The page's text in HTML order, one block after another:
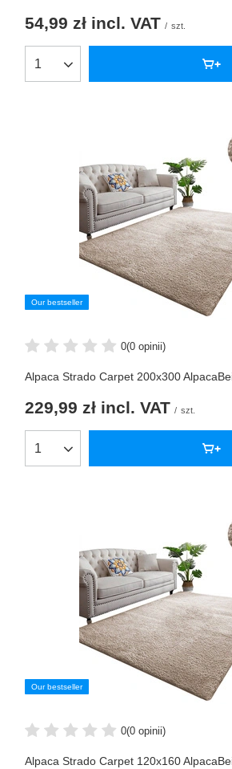
54,99 zł incl. VAT / szt.
Our bestseller
0(0 opinii)
Alpaca Strado Carpet 200x300
229,99 zł incl. VAT / szt.
Our bestseller
0(0 opinii)
Alpaca Strado Carpet 120x160